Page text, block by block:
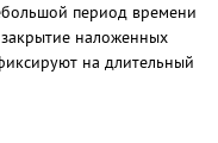
период времени
наложенных
на длительный